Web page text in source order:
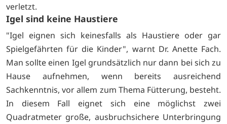
verletzt.
Igel sind keine Haustiere
"Igel eignen sich keinesfalls als Haustiere oder gar
Spielgefährten für die Kinder", warnt Dr. Anette Fach.
Man sollte einen Igel grundsätzlich nur dann bei sich zu
Hause aufnehmen, wenn bereits ausreichend
Sachkenntnis, vor allem zum Thema Fütterung, besteht.
In diesem Fall eignet sich eine möglichst zwei
Quadratmeter große, ausbruchsichere Unterbringung